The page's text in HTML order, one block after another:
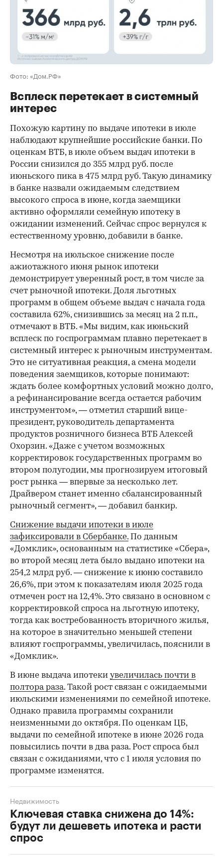
Фото: «Дом.РФ»
Всплеск перетекает в системный
интерес
Похожую картину по выдаче ипотеки в июле
наблюдают крупнейшие российские банки. По
оценкам ВТБ, в июле объем выдач ипотеки в
России снизился до 355 млрд руб. после
июньского пика в 475 млрд руб. Такую динамику
в банке назвали ожидаемым следствием
высокого спроса в июне, когда заемщики
активно оформляли семейную ипотеку в
ожидании изменений. Сейчас спрос вернулся к
естественному уровню, добавили в банке.
Несмотря на июльское снижение после
ажиотажного июня рынок ипотеки
демонстрирует уверенный рост, в том числе за
счет рыночной ипотеки. Доля льготных
программ в общем объеме выдач с начала года
составила 62%, снизившись за месяц на 2 п.п.,
отмечают в ВТБ. «Мы видим, как июньский
всплеск по госпрограммам плавно перетекает в
системный интерес к рыночным инструментам.
Это не ситуативная реакция, а смена модели
поведения заемщиков, которые понимают:
ждать более комфортных условий можно долго,
а рефинансирование всегда остается рабочим
инструментом», — отметил старший вице-
президент, руководитель департамента
продуктов розничного бизнеса ВТБ Алексей
Охорзин. «Даже с учетом возможных
корректировок государственных программ во
втором полугодии, мы прогнозируем итоговый
рост рынка — впервые за несколько лет.
Драйвером станет именно сбалансированный
рыночный сегмент», — добавил банкир.
Снижение выдачи ипотеки в июле
зафиксировали в Сбербанке. По данным
«Домклик», основанным на статистике «Сбера»,
во второй месяц лета было выдано ипотеки на
254,2 млрд руб. — снижение к июню составило
26,6%, при этом к показателям июля 2025 года
отмечен рост на 12,4%. Это связано в основном с
корректировкой спроса на льготную ипотеку,
тогда как востребованность вторичного жилья,
на которое в значительно меньшей степени
влияют госпрограммы, увеличилась, пояснили в
«Домклик».
В июне выдача ипотеки увеличилась почти в
полтора раза. Такой рост связан с ожидаемыми
июльскими изменениями по семейной ипотеке.
Однако правила программы сохранили
неизменными до октября. По оценкам ЦБ,
выдачи по семейной ипотеке в июне 2026 года
повысились почти в два раза. Рост спроса был
связан с ожиданиями, что с 1 июля условия по
программе изменятся.
Ключевая ставка снижена до 14%:
будут ли дешеветь ипотека и расти
спрос
Недвижимость